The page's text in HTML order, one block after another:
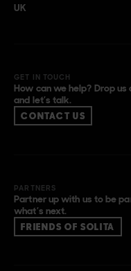
UK
GET IN TOUCH
How can we help? Drop us
and let’s talk.
CONTACT US
PARTNERS
Partner up with us to be
what’s next.
FRIENDS OF SOLITA